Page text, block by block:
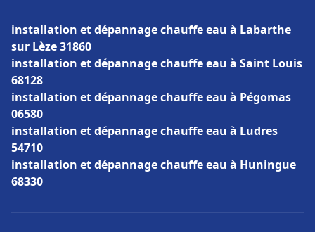
installation et dépannage chauffe eau à Labarthe
sur Lèze 31860
installation et dépannage chauffe eau à Saint Louis
68128
installation et dépannage chauffe eau à Pégomas
06580
installation et dépannage chauffe eau à Ludres
54710
installation et dépannage chauffe eau à Huningue
68330